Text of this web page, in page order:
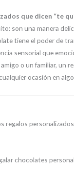
que dicen “te
son una manera
tiene el poder de
sensorial que
o un familiar, un
ocasión en
regalos
chocolates